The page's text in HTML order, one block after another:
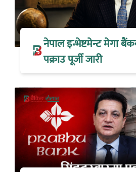
नेपाल इन्भेष्टमेन्ट मेगा
पक्राउ पूर्जी जारी